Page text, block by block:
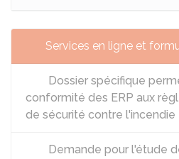
Services en ligne et
Dossier spécifique
conformité des ERP aux
de sécurité contre l'incendie
Demande pour l'étude